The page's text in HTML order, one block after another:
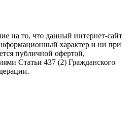
на то, что данный интернет-сайт
характер и ни при
публичной офертой,
Статьи 437 (2) Гражданского